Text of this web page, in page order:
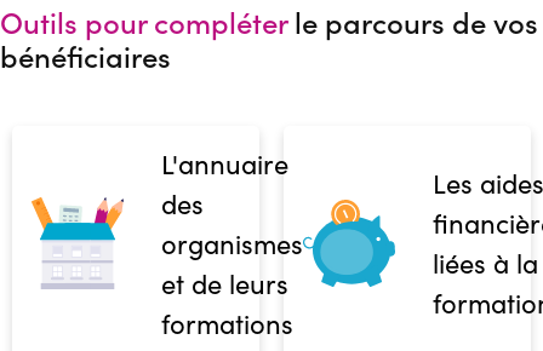
Outils pour compléterle parcours de vos
bénéficiaires
L'annuaire
des
organismes
et de leurs
formations
Les aides
liées à la